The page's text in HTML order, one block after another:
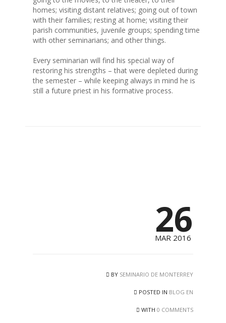
homes; visiting distant relatives; going out of town
with their families; resting at home; visiting their
parish communities, juvenile groups; spending time
with other seminarians; and other things.
Every seminarian will find his special way of
restoring his strengths – that were depleted during
the semester – while keeping always in mind he is
still a future priest in his formative process.
26
MAR 2016
BY SEMINARIO DE MONTERREY
POSTED IN BLOG EN
WITH 0 COMMENTS